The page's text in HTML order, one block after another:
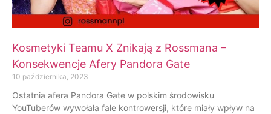
Kosmetyki Teamu X Znikają z Rossmana –
Konsekwencje Afery Pandora Gate
10 października, 2023
Ostatnia afera Pandora Gate w polskim środowisku
YouTuberów wywołała fale kontrowersji, które miały wpływ na